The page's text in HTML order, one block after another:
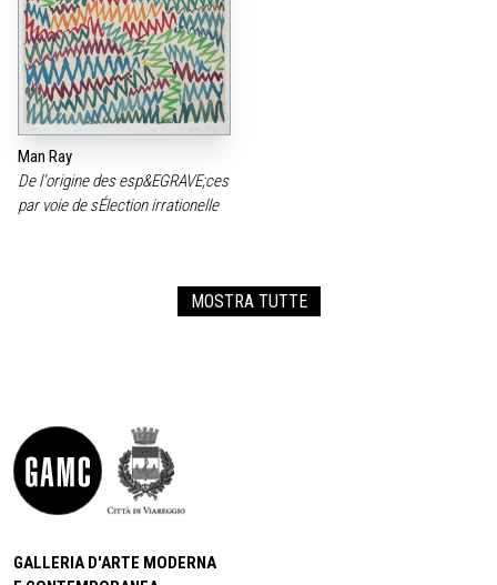
Man Ray
De l‘origine des esp&EGRAVE;ces
par voie de sÉlection irrationelle
MOSTRA TUTTE
GALLERIA D'ARTE MODERNA